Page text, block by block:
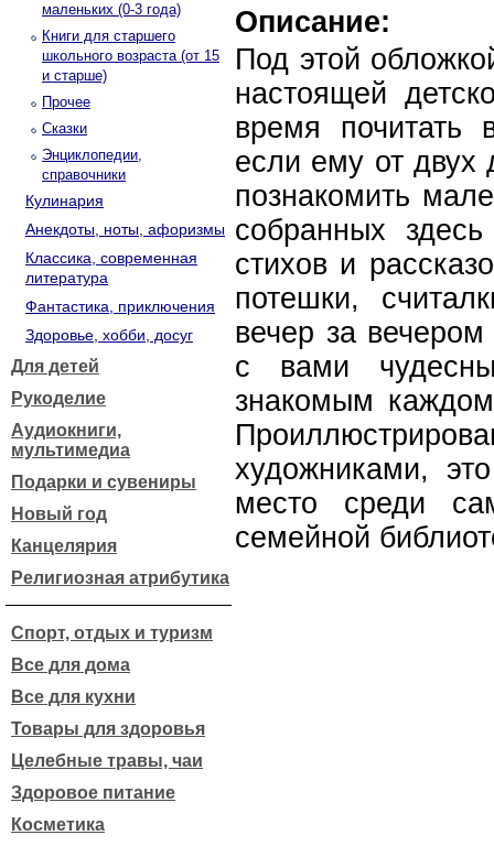
маленьких (0-3 года)
Книги для старшего
школьного возраста (от 15
и старше)
Прочее
Сказки
Энциклопедии,
справочники
Кулинария
Анекдоты, ноты, афоризмы
Классика, современная
литература
Фантастика, приключения
Здоровье, хобби, досуг
Для детей
Рукоделие
Аудиокниги,
мультимедиа
Подарки и сувениры
Новый год
Канцелярия
Религиозная атрибутика
Спорт, отдых и туризм
Все для дома
Все для кухни
Товары для здоровья
Целебные травы, чаи
Здоровое питание
Косметика
Описание:
Под этой
настоящей
время
если ему от двух
познакомить
собранных
стихов и
потешки,
вечер за
с вами
знакомым
художниками,
место среди
семейной